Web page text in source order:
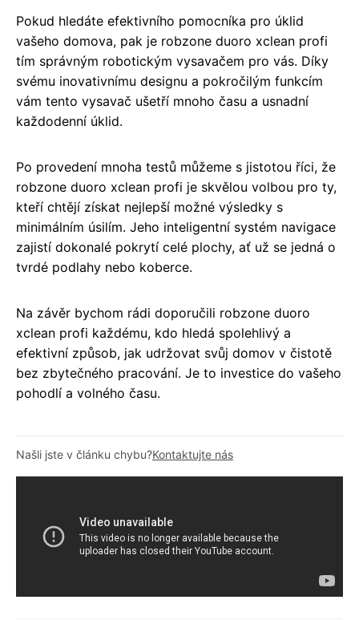
Pokud hledáte efektivního pomocníka pro úklid
vašeho domova, pak je robzone duoro xclean profi
tím správným robotickým vysavačem pro vás. Díky
svému inovativnímu designu a pokročilým funkcím
vám tento vysavač ušetří mnoho času a usnadní
každodenní úklid.
Po provedení mnoha testů můžeme s jistotou říci, že
robzone duoro xclean profi je skvělou volbou pro ty,
kteří chtějí získat nejlepší možné výsledky s
minimálním úsilím. Jeho inteligentní systém navigace
zajistí dokonalé pokrytí celé plochy, ať už se jedná o
tvrdé podlahy nebo koberce.
Na závěr bychom rádi doporučili robzone duoro
xclean profi každému, kdo hledá spolehlivý a
efektivní způsob, jak udržovat svůj domov v čistotě
bez zbytečného pracování. Je to investice do vašeho
pohodlí a volného času.
Našli jste v článku chybu?Kontaktujte nás